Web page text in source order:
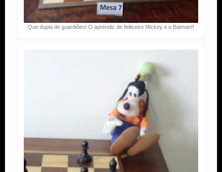
Que dupla de guardiões! O aprendiz de feiticeiro Mickey e o Batman!!